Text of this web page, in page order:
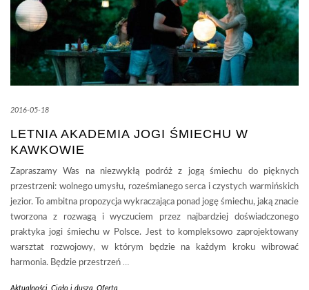
2016-05-18
LETNIA AKADEMIA JOGI ŚMIECHU W
KAWKOWIE
Zapraszamy Was na niezwykłą podróż z jogą śmiechu do pięknych
przestrzeni: wolnego umysłu, roześmianego serca i czystych warmińskich
jezior. To ambitna propozycja wykraczająca ponad jogę śmiechu, jaką znacie
tworzona z rozwagą i wyczuciem przez najbardziej doświadczonego
praktyka jogi śmiechu w Polsce. Jest to kompleksowo zaprojektowany
warsztat rozwojowy, w którym będzie na każdym kroku wibrować
harmonia. Będzie przestrzeń …